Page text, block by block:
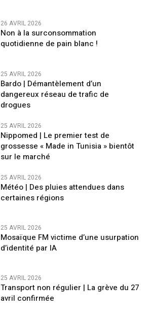
26 AVRIL 2026
Non à la surconsommation
quotidienne de pain blanc !
25 AVRIL 2026
Bardo | Démantèlement d’un
dangereux réseau de trafic de
drogues
25 AVRIL 2026
Nippomed | Le premier test de
grossesse « Made in Tunisia » bientôt
sur le marché
25 AVRIL 2026
Météo | Des pluies attendues dans
certaines régions
25 AVRIL 2026
Mosaïque FM victime d’une usurpation
d’identité par IA
25 AVRIL 2026
Transport non régulier | La grève du 27
avril confirmée